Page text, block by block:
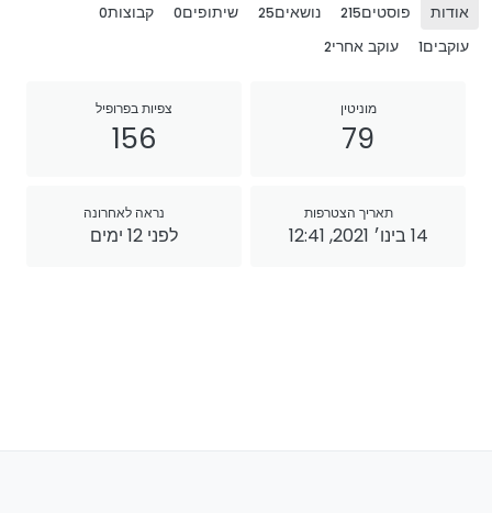
אודות פוסטים215 נושאים25 שיתופים0 קבוצות0
עוקבים1 עוקב אחרי2
מוניטין
79
צפיות בפרופיל
156
תאריך הצטרפות
14 בינו׳ 2021, 12:41
נראה לאחרונה
לפני 12 ימים